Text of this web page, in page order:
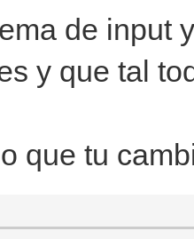
de input
y que tal
que tu